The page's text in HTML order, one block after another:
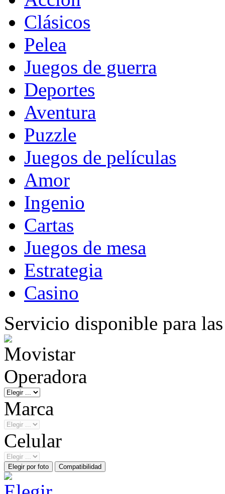
Clásicos
Pelea
Juegos de guerra
Deportes
Aventura
Puzzle
Juegos de películas
Amor
Ingenio
Cartas
Juegos de mesa
Estrategia
Casino
Servicio disponible para
Operadora
Marca
Celular